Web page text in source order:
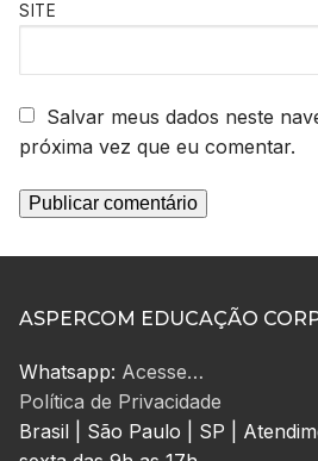
SITE
Salvar meus dados neste
próxima vez que eu comentar.
ASPERCOM EDUCAÇÃO
Whatsapp: Acesse…
Política de Privacidade
Brasil | São Paulo | SP |